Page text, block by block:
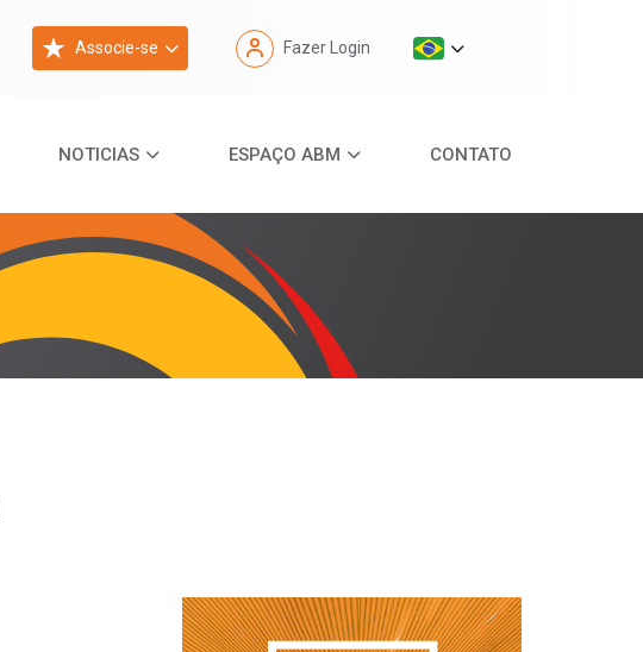
Associe-se Fazer Login
NOTICIAS ESPAÇO ABM CONTATO